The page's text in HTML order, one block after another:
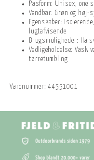
Pasform: Unisex, one
Vendbar: Grøn og høj-
Egenskaber:
lugtafvisende
Brugsmuligheder:
Vedligeholdelse: Vask
tørretumbling
Varenummer: 44551001